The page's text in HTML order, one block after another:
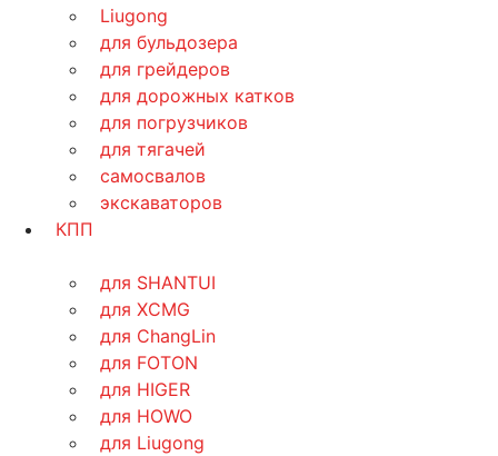
Liugong
для бульдозера
для грейдеров
для дорожных катков
для погрузчиков
для тягачей
самосвалов
экскаваторов
КПП
для SHANTUI
для XCMG
для ChangLin
для FOTON
для HIGER
для HOWO
для Liugong